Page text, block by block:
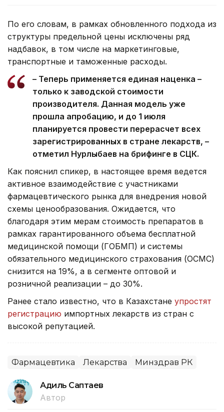
По его словам, в рамках обновленного подхода из
структуры предельной цены исключены ряд
надбавок, в том числе на маркетинговые,
транспортные и таможенные расходы.
– Теперь применяется единая наценка –
только к заводской стоимости
производителя. Данная модель уже
прошла апробацию, и до 1 июля
планируется провести перерасчет всех
зарегистрированных в стране лекарств, –
отметил Нурлыбаев на брифинге в СЦК.
Как пояснил спикер, в настоящее время ведется
активное взаимодействие с участниками
фармацевтического рынка для внедрения новой
схемы ценообразования. Ожидается, что
благодаря этим мерам стоимость препаратов в
рамках гарантированного объема бесплатной
медицинской помощи (ГОБМП) и системы
обязательного медицинского страхования (ОСМС)
снизится на 19%, а в сегменте оптовой и
розничной реализации – до 30%.
Ранее стало известно, что в Казахстане упростят
регистрацию импортных лекарств из стран с
высокой репутацией.
Фармацевтика Лекарства Минздрав РК
Адиль Саптаев
Автор